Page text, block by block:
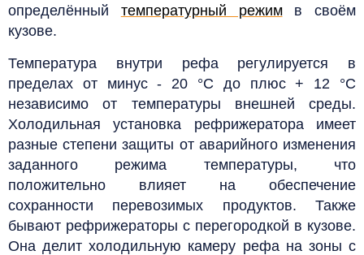
определённый температурный режимв своём
кузове.
Температура внутри рефа регулируется в
пределах от минус - 20 °C до плюс + 12 °C
независимо от температуры внешней среды.
Холодильная установка рефрижератора имеет
разные степени защиты от аварийного изменения
заданного режима температуры, что
положительно влияет на обеспечение
сохранности перевозимых продуктов. Также
бывают рефрижераторы с перегородкой в кузове.
Она делит холодильную камеру рефа на зоны с